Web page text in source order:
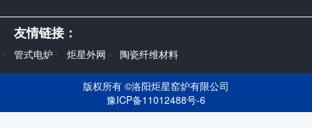
友情链接：
管式电炉 炬星外网 陶瓷纤维材料
版权所有 ©洛阳炬星窑炉有限公司
豫ICP备11012488号-6